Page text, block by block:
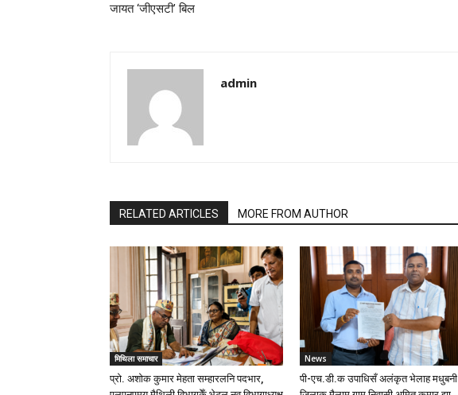
जायत ‘जीएसटी’ बिल
admin
RELATED ARTICLES MORE FROM AUTHOR
मिथिला समाचार
प्रो. अशोक कुमार मेहता सम्हारलनि पदभार,
News
पी-एच.डी.क उपाधिसँ अलंकृत भेलाह मधुबनी